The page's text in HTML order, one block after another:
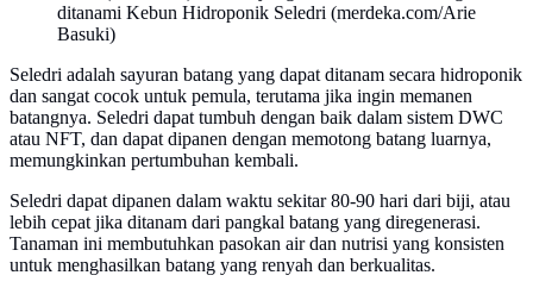
ditanami Kebun Hidroponik Seledri (merdeka.com/Arie
Basuki)
Seledri adalah sayuran batang yang dapat ditanam secara hidroponik
dan sangat cocok untuk pemula, terutama jika ingin memanen
batangnya. Seledri dapat tumbuh dengan baik dalam sistem DWC
atau NFT, dan dapat dipanen dengan memotong batang luarnya,
memungkinkan pertumbuhan kembali.
Seledri dapat dipanen dalam waktu sekitar 80-90 hari dari biji, atau
lebih cepat jika ditanam dari pangkal batang yang diregenerasi.
Tanaman ini membutuhkan pasokan air dan nutrisi yang konsisten
untuk menghasilkan batang yang renyah dan berkualitas.